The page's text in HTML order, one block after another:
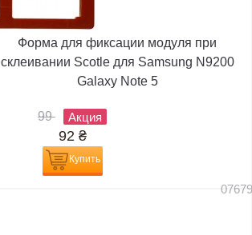
Форма для фиксации модуля при
склеивании Scotle для Samsung N9200
Galaxy Note 5
99 Акция
92 ₴
Купить